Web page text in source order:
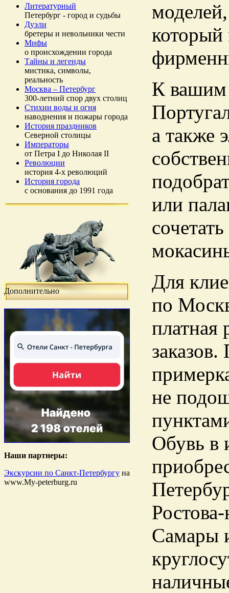
Литературный
Петербург - город и судьбы
Дуэли
бретеры и невольники чести
Мифы
о происхождении города
Тайны и легенды
мистика, символы,
реальность
Москва – Петербург
300-летний спор двух столиц
Стихии воды и огня
наводнения и пожары города
История праздников
Северной столицы
Императоры
от Петра I до Николая II
Революции
история 4-х революций
История города
с основания до 1991 года
Дополнительно
Наши партнеры:
Экскурсии по Санкт-Петербургу на
www.My-peterburg.ru
К вашим
а также
или
Для
по
платная
не
Обувь в
Самары